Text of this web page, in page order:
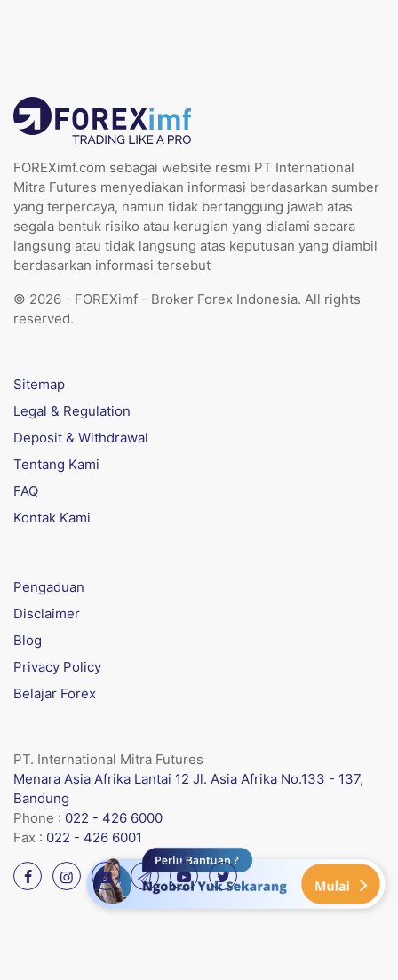
FOREXimf.com sebagai website resmi PT International
Mitra Futures menyediakan informasi berdasarkan sumber
yang terpercaya, namun tidak bertanggung jawab atas
segala bentuk risiko atau kerugian yang dialami secara
langsung atau tidak langsung atas keputusan yang diambil
berdasarkan informasi tersebut
© 2026 - FOREXimf - Broker Forex Indonesia. All rights
reserved.
Sitemap
Legal & Regulation
Deposit & Withdrawal
Tentang Kami
FAQ
Kontak Kami
Pengaduan
Disclaimer
Blog
Privacy Policy
Belajar Forex
PT. International Mitra Futures
Menara Asia Afrika Lantai 12 Jl. Asia Afrika No.133 - 137,
Bandung
Phone : 022 - 426 6000
Fax : 022 - 426 6001